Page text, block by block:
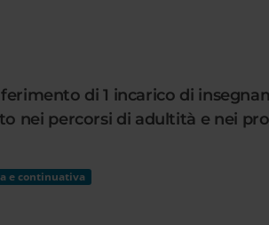
di 1 incarico di
nei percorsi di adultità e nei
e continuativa